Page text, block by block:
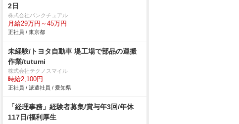
2日
株式会社パンクチュアル
月給29万円～45万円
正社員 / 東京都
未経験/トヨタ自動車 堤工場で部品の運搬
作業/tutumi
株式会社テクノスマイル
時給2,100円
正社員 / 派遣社員 / 愛知県
「経理事務」経験者募集/賞与年3回/年休
117日/福利厚生